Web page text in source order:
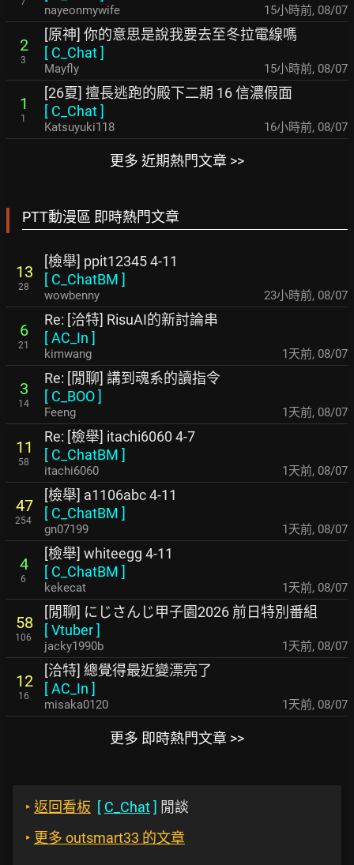
nayeonmywife 15小時前, 08/07
2
3
[原神] 你的意思是說我要去至冬拉電線嗎
[ C_Chat]
Mayfly 15小時前, 08/07
1
1
[26夏] 擅長逃跑的殿下二期 16 信濃假面
[ C_Chat]
Katsuyuki118 16小時前, 08/07
更多 近期熱門文章 >>
PTT動漫區 即時熱門文章
13
28
[檢舉] ppit12345 4-11
[ C_ChatBM ]
wowbenny 23小時前, 08/07
6
21
Re: [洽特] RisuAI的新討論串
[AC_In ]
kimwang 1天前, 08/07
3
14
Re: [閒聊] 講到魂系的讀指令
[ C_BOO]
Feeng 1天前, 08/07
11
58
Re: [檢舉] itachi6060 4-7
[ C_ChatBM ]
itachi6060 1天前, 08/07
47
254
[檢舉] a1106abc 4-11
[ C_ChatBM ]
gn07199 1天前, 08/07
4
6
[檢舉] whiteegg 4-11
[ C_ChatBM ]
kekecat 1天前, 08/07
58
106
[閒聊] にじさんじ甲子園2026 前日特別番組
[Vtuber]
jacky1990b 1天前, 08/07
12
16
[洽特] 總覺得最近變漂亮了
[AC_In ]
misaka0120 1天前, 08/07
更多 即時熱門文章 >>
‣ 返回看板 [ C_Chat] 閒談
‣ 更多 outsmart33 的文章